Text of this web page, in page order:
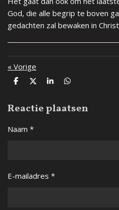
God, die alle begrip te boven
gedachten zal bewaken in
« Vorige
D
e
n
D
l
S
r
e
D
e
n
Reactie plaatsen
Naam *
E-mailadres *